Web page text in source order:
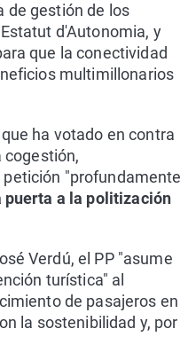
de gestión de los
d'Autonomia, y
que la conectividad
multimillonarios
ha votado en contra
cogestión,
"profundamente
puerta a la politización
Verdú, el PP "asume
turística" al
de pasajeros en
la sostenibilidad y, por